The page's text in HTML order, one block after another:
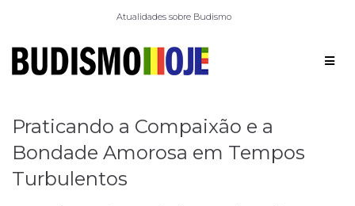
Atualidades sobre Budismo
Praticando a Compaixão e a
Bondade Amorosa em Tempos
Turbulentos